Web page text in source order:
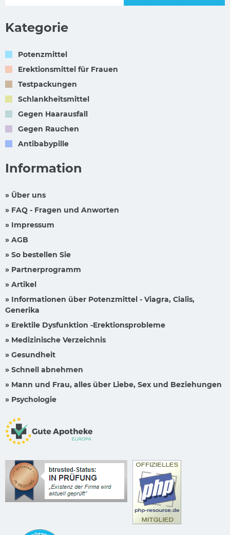
Kategorie
Potenzmittel
Erektionsmittel für Frauen
Testpackungen
Schlankheitsmittel
Gegen Haarausfall
Gegen Rauchen
Antibabypille
Information
» Über uns
» FAQ - Fragen und Anworten
» Impressum
» AGB
» So bestellen Sie
» Partnerprogramm
» Artikel
» Informationen über Potenzmittel - Viagra, Cialis,
Generika
» Erektile Dysfunktion -Erektionsprobleme
» Medizinische Verzeichnis
» Gesundheit
» Schnell abnehmen
» Mann und Frau, alles über Liebe, Sex und Beziehungen
» Psychologie